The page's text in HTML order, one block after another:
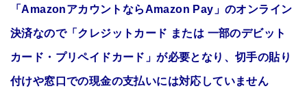
「AmazonアカウントならAmazon Pay」のオンライン
決済なので「クレジットカード または 一部のデビット
カード・プリペイドカード」が必要となり、切手の貼り
付けや窓口での現金の支払いには対応していません